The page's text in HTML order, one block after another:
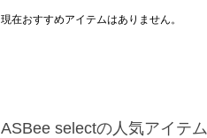
現在おすすめアイテムはありません。
ASBee selectの人気アイテム